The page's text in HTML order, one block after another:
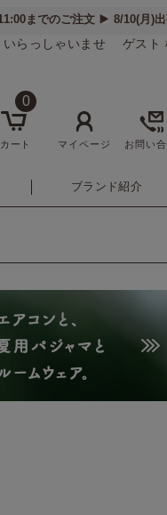
いらっしゃいませ ゲスト
0
カート マイページ お問い
ブランド紹介